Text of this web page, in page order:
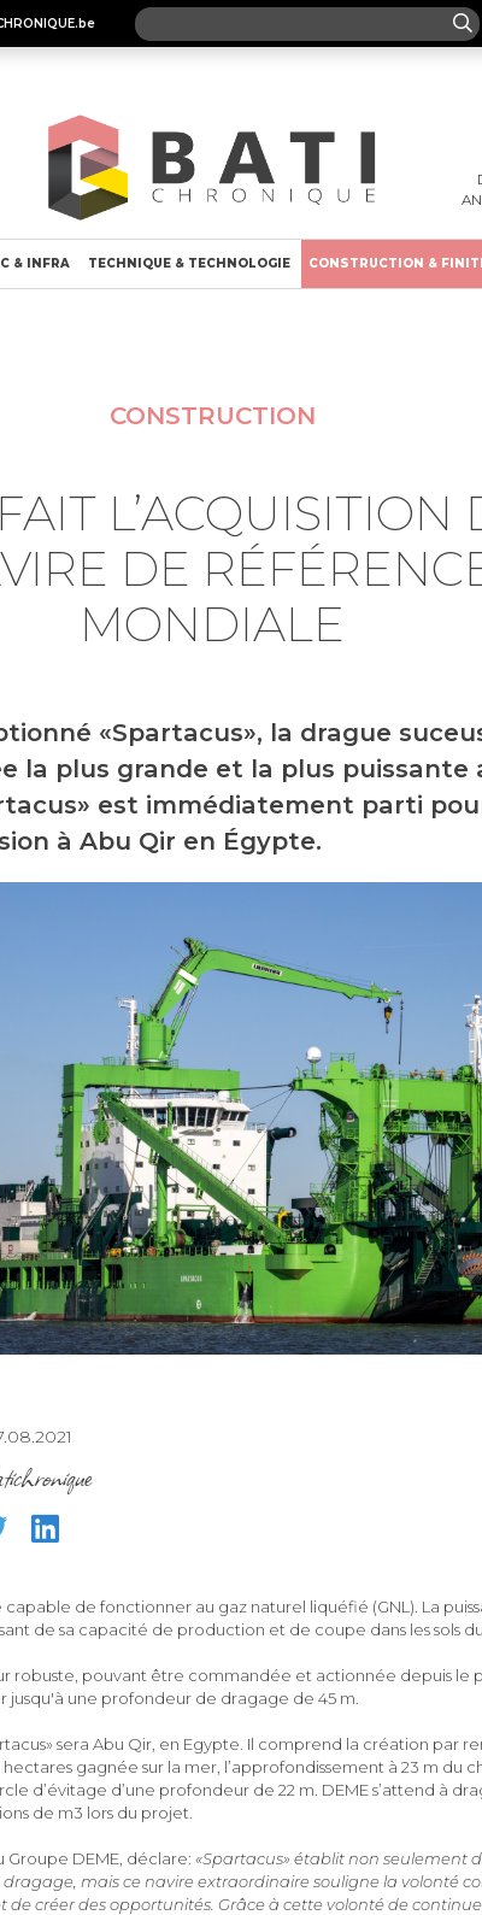
& INFRA TECHNIQUE & TECHNOLOGIE CONSTRUCTION &
CONSTRUCTION
L’ACQUISITION
DE
MONDIALE
«Spartacus», la drague
la plus grande et la plus puissante
est immédiatement parti
à Abu Qir en Égypte.
capable de fonctionner au gaz naturel liquéfié (GNL). La
de sa capacité de production et de coupe dans les sols
robuste, pouvant être commandée et actionnée depuis le
une profondeur de dragage de 45 m.
sera Abu Qir, en Egypte. Il comprend la création par
gagnée sur la mer, l’approfondissement à 23 m du
d’évitage d’une profondeur de 22 m. DEME s’attend à
de m3 lors du projet.
Groupe DEME, déclare: «Spartacus» établit non seulement
mais ce navire extraordinaire souligne la volonté
de créer des opportunités. Grâce à cette volonté de